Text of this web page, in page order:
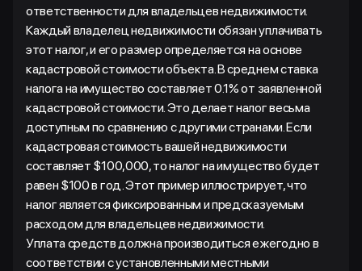
ответственности для владельцев недвижимости.
Каждый владелец недвижимости обязан уплачивать
этот налог, и его размер определяется на основе
кадастровой стоимости объекта. В среднем ставка
налога на имущество составляет 0.1% от заявленной
кадастровой стоимости. Это делает налог весьма
доступным по сравнению с другими странами. Если
кадастровая стоимость вашей недвижимости
составляет $100,000, то налог на имущество будет
равен $100 в год. Этот пример иллюстрирует, что
налог является фиксированным и предсказуемым
расходом для владельцев недвижимости.
Уплата средств должна производиться ежегодно в
соответствии с установленными местными